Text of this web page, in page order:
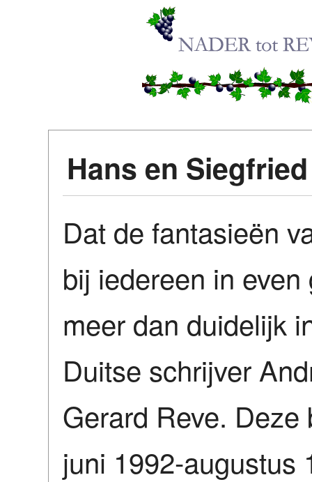
Hans en Siegfried
Dat de fantasieën
bij iedereen in
meer dan duidelijk
Duitse schrijver
Gerard Reve.
juni 1992-augustus